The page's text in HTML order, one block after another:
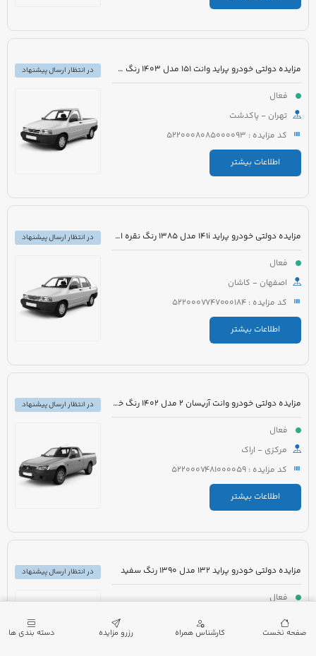
مزایده دولتی خودرو پراید وانت 151 مدل 1403 رنگ سفید صدفی
فعال
تهران - پاکدشت
کد مزایده : 5220008085000093
اطلاعات بیشتر
در انتظار ارسال پیشنهاد
مزایده دولتی خودرو پراید 141i مدل 1385 رنگ نقره ای متالیک
فعال
اصفهان - کاشان
کد مزایده : 5220007747000184
اطلاعات بیشتر
در انتظار ارسال پیشنهاد
مزایده دولتی خودرو وانت آریسان 2 مدل 1402 رنگ خاکستری متالیک
فعال
مرکزی - اراک
کد مزایده : 5220007481000059
اطلاعات بیشتر
در انتظار ارسال پیشنهاد
مزایده دولتی خودرو پراید 132 مدل 1390 رنگ سفید
فعال
گیلان - لنگرود
کد مزایده : 5220007432000173
در انتظار ارسال پیشنهاد
صفحه نخست کارشناس همراه رزرو مزایده دسته بندی ها